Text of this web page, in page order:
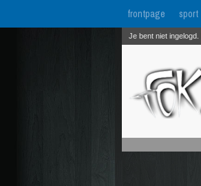
frontpage sport
Je bent niet ingelogd.